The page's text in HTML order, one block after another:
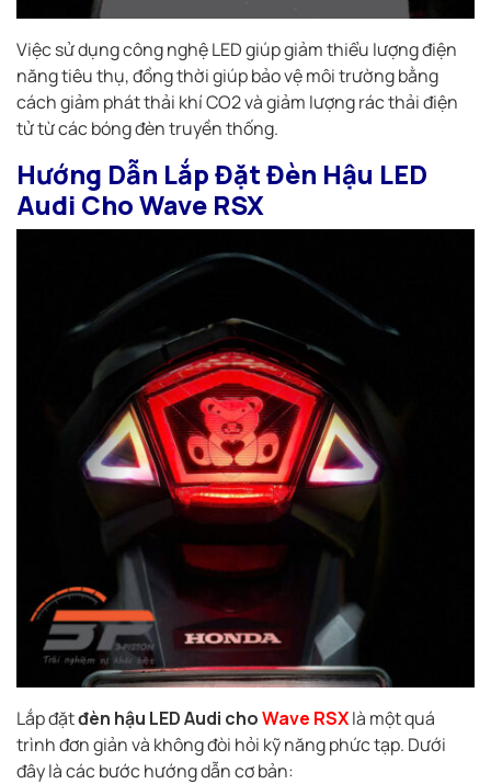
Việc sử dụng công nghệ LED giúp giảm thiểu lượng điện
năng tiêu thụ, đồng thời giúp bảo vệ môi trường bằng
cách giảm phát thải khí CO2 và giảm lượng rác thải điện
tử từ các bóng đèn truyền thống.
Hướng Dẫn Lắp Đặt Đèn Hậu LED
Audi Cho Wave RSX
Lắp đặtđèn hậu LED Audi choWave RSXlà một quá
trình đơn giản và không đòi hỏi kỹ năng phức tạp. Dưới
đây là các bước hướng dẫn cơ bản: